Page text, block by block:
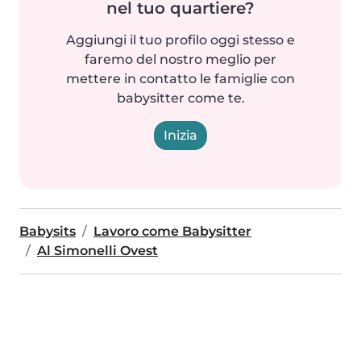
nel tuo quartiere?
Aggiungi il tuo profilo oggi stesso e
faremo del nostro meglio per
mettere in contatto le famiglie con
babysitter come te.
Inizia
Babysits
Lavoro come Babysitter
Al Simonelli Ovest